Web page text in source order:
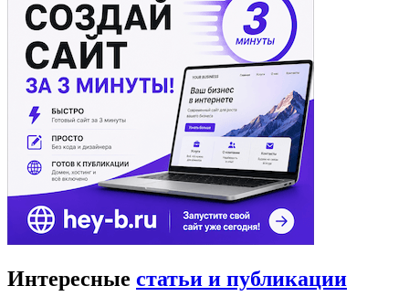
Интересные статьи и публикации